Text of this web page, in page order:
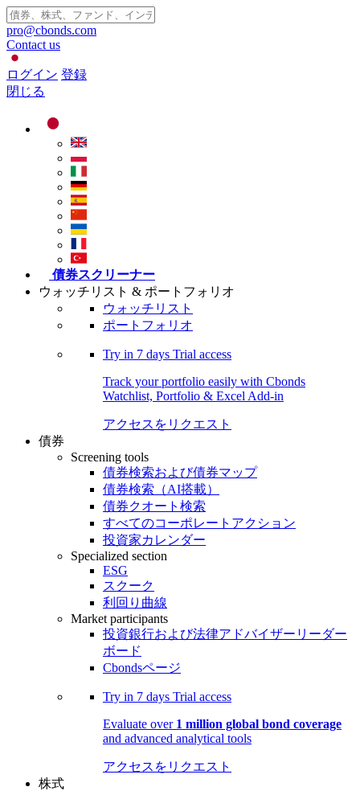
pro@cbonds.com
Contact us
ログイン 登録
閉じる
債券スクリーナー
ウォッチリスト & ポートフォリオ
ウォッチリスト
ポートフォリオ
Try in 7 days Trial access
Track your portfolio easily with Cbonds
Watchlist, Portfolio & Excel Add-in
アクセスをリクエスト
債券
Screening tools
債券検索および債券マップ
債券検索（AI搭載）
債券クオート検索
すべてのコーポレートアクション
投資家カレンダー
Specialized section
ESG
スクーク
利回り曲線
Market participants
投資銀行および法律アドバイザーリーダー
ボード
Cbondsページ
Try in 7 days Trial access
Evaluate over 1 million global bond coverage
and advanced analytical tools
アクセスをリクエスト
株式